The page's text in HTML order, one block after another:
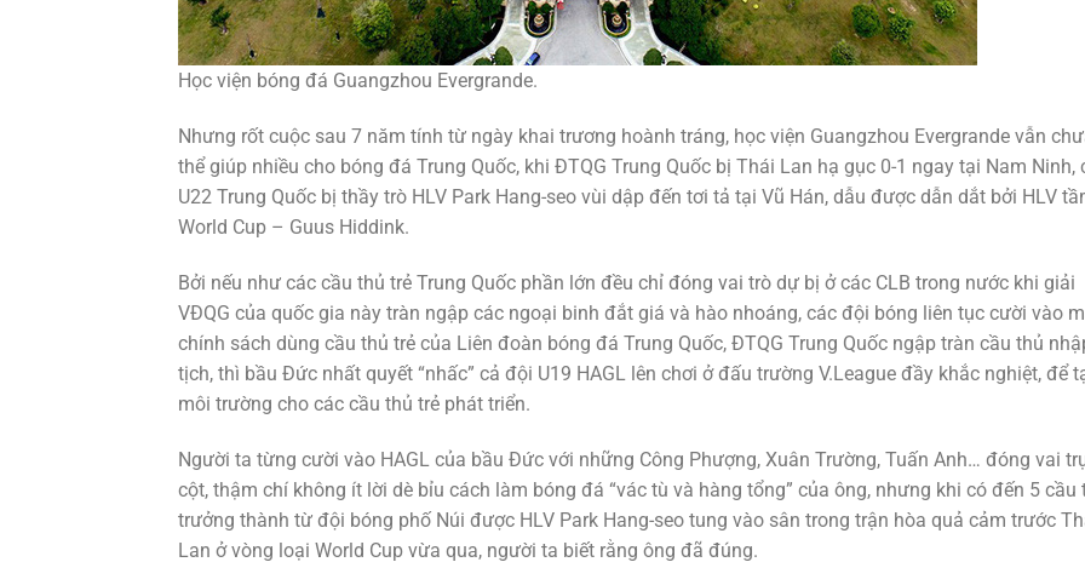
Học viện bóng đá Guangzhou Evergrande.
Nhưng rốt cuộc sau 7 năm tính từ ngày khai trương hoành tráng, học viện Guangzhou Evergrande vẫn
thể giúp nhiều cho bóng đá Trung Quốc, khi ĐTQG Trung Quốc bị Thái Lan hạ gục 0-1 ngay tại Nam Ninh,
U22 Trung Quốc bị thầy trò HLV Park Hang-seo vùi dập đến tơi tả tại Vũ Hán, dẫu được dẫn dắt bởi HLV
World Cup – Guus Hiddink.
Bởi nếu như các cầu thủ trẻ Trung Quốc phần lớn đều chỉ đóng vai trò dự bị ở các CLB trong nước khi giải
VĐQG của quốc gia này tràn ngập các ngoại binh đắt giá và hào nhoáng, các đội bóng liên tục cười vào
chính sách dùng cầu thủ trẻ của Liên đoàn bóng đá Trung Quốc, ĐTQG Trung Quốc ngập tràn cầu thủ
tịch, thì bầu Đức nhất quyết “nhấc” cả đội U19 HAGL lên chơi ở đấu trường V.League đầy khắc nghiệt, để
môi trường cho các cầu thủ trẻ phát triển.
Người ta từng cười vào HAGL của bầu Đức với những Công Phượng, Xuân Trường, Tuấn Anh… đóng vai
cột, thậm chí không ít lời dè bỉu cách làm bóng đá “vác tù và hàng tổng” của ông, nhưng khi có đến 5 cầu
trưởng thành từ đội bóng phố Núi được HLV Park Hang-seo tung vào sân trong trận hòa quả cảm trước
Lan ở vòng loại World Cup vừa qua, người ta biết rằng ông đã đúng.